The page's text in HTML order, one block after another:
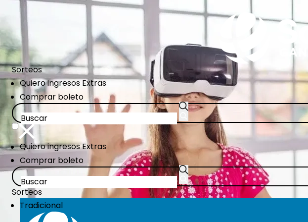
Pasar
contenido
principal
Sorteos
CTA
Links
Quiero ingresos Extras
Comprar boleto
CTA
Links
Quiero ingresos Extras
Comprar boleto
Sorteos
Tradicional